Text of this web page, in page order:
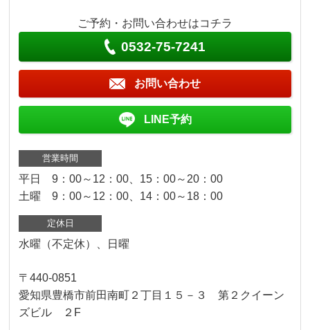
ご予約・お問い合わせはコチラ
0532-75-7241
お問い合わせ
LINE予約
営業時間
平日 9：00～12：00、15：00～20：00
土曜 9：00～12：00、14：00～18：00
定休日
水曜（不定休）、日曜
〒440-0851
愛知県豊橋市前田南町２丁目１５－３ 第２クイーン
ズビル ２F